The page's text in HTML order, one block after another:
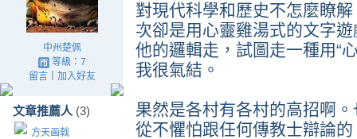
中州楚佩
等級：7
留言｜ 加入好友
文章推薦人 (3)
方天画戟
對現代科學和歷史不怎麼瞭
次卻是用心靈雞湯式的文字
他的邏輯走，試圖走一種用“
我很氣結。
果然是各村有各村的高招啊
從不懼怕跟任何傳教士辯論